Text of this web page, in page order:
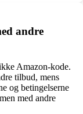
andre
Amazon-kode.
tilbud, mens
og betingelserne
med andre